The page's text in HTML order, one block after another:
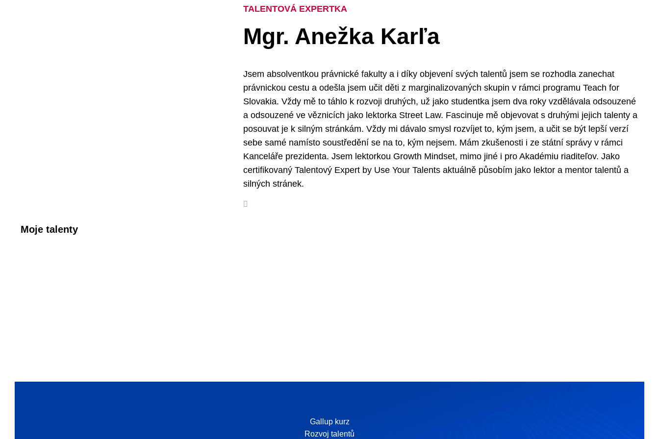
TALENTOVÁ EXPERTKA
Mgr. Anežka Karľa
Jsem absolventkou právnické fakulty a i díky objevení svých talentů jsem se rozhodla zanechat
právnickou cestu a odešla jsem učit děti z marginalizovaných skupin v rámci programu Teach for
Slovakia. Vždy mě to táhlo k rozvoji druhých, už jako studentka jsem dva roky vzdělávala odsouzené
a odsouzené ve věznicích jako lektorka Street Law. Fascinuje mě objevovat s druhými jejich talenty a
posouvat je k silným stránkám. Vždy mi dávalo smysl rozvíjet to, kým jsem, a učit se být lepší verzí
sebe samé namísto soustředění se na to, kým nejsem. Mám zkušenosti i ze státní správy v rámci
Kanceláře prezidenta. Jsem lektorkou Growth Mindset, mimo jiné i pro Akadémiu riaditeľov. Jako
certifikovaný Talentový Expert by Use Your Talents aktuálně působím jako lektor a mentor talentů a
silných stránek.
Moje talenty
Gallup kurz
Rozvoj talentů